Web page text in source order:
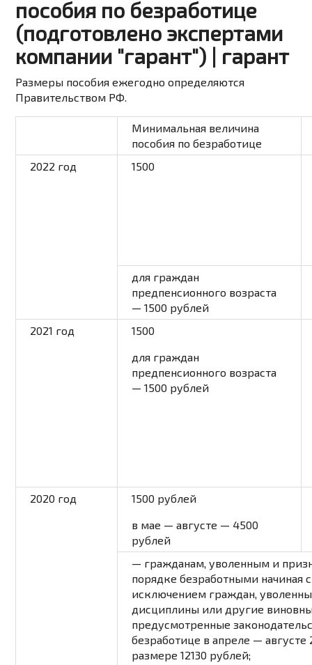
пособия по безработице
(подготовлено экспертами
компании "гарант") | гарант
Размеры пособия ежегодноопределяются
Правительством РФ.
Минимальная величина
пособия по безработице
2022 год 1500
для граждан
предпенсионного возраста
— 1500 рублей
2021 год
1500
для граждан
предпенсионного возраста
— 1500 рублей
2020 год
1500 рублей
в мае — августе — 4500
рублей
— гражданам, уволенным и
порядке безработными начиная с
исключением граждан,
дисциплины или другие
предусмотренные
безработице в апреле — августе
размере 12130 рублей;